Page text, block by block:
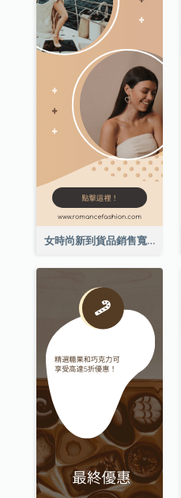
女時尚新到貨品銷售寬擎天柱廣告